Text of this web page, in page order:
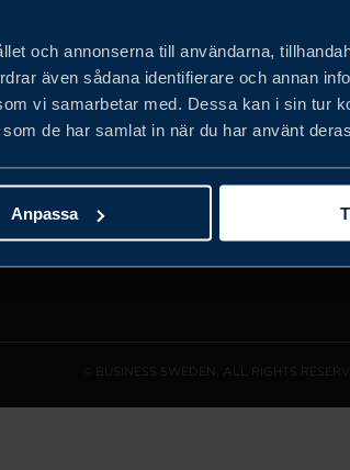
och annonserna till användarna,
även sådana identifierare och annan
vi samarbetar med. Dessa kan i sin tur
de har samlat in när du har använt
Anpassa
© BUSINESS SWEDEN. ALL RIGHTS